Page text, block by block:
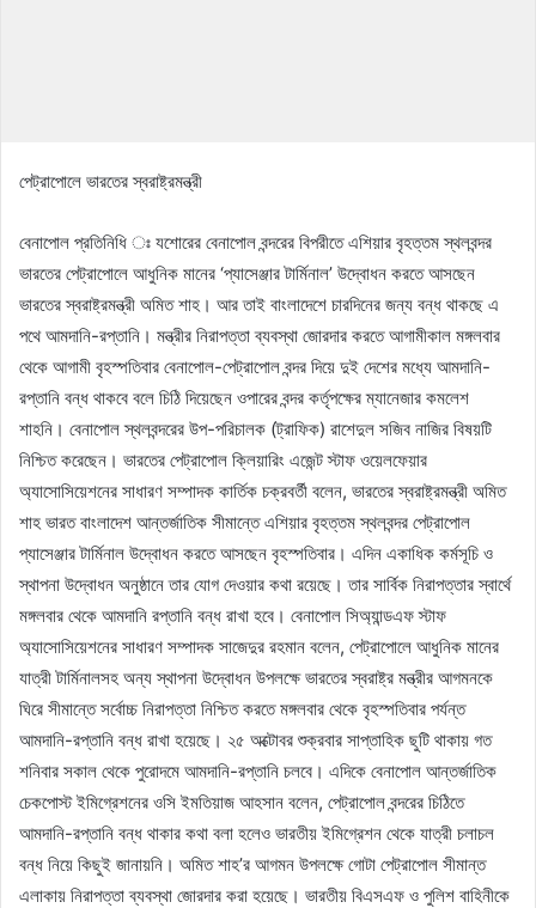
পেট্রাপোলে ভারতের স্বরাষ্ট্রমন্ত্রী
বেনাপোল প্রতিনিধি ঃ যশোরের বেনাপোল বন্দরের বিপরীতে এশিয়ার বৃহত্তম স্থলবন্দর
ভারতের পেট্রাপোলে আধুনিক মানের ‘প্যাসেঞ্জার টার্মিনাল’ উদ্বোধন করতে আসছেন
ভারতের স্বরাষ্ট্রমন্ত্রী অমিত শাহ। আর তাই বাংলাদেশে চারদিনের জন্য বন্ধ থাকছে এ
পথে আমদানি-রপ্তানি। মন্ত্রীর নিরাপত্তা ব্যবস্থা জোরদার করতে আগামীকাল মঙ্গলবার
থেকে আগামী বৃহস্পতিবার বেনাপোল-পেট্রাপোল বন্দর দিয়ে দুই দেশের মধ্যে আমদানি-
রপ্তানি বন্ধ থাকবে বলে চিঠি দিয়েছেন ওপারের বন্দর কর্তৃপক্ষের ম্যানেজার কমলেশ
শাহনি। বেনাপোল স্থলবন্দরের উপ-পরিচালক (ট্রাফিক) রাশেদুল সজিব নাজির বিষয়টি
নিশ্চিত করেছেন। ভারতের পেট্রাপোল ক্লিয়ারিং এজেন্ট স্টাফ ওয়েলফেয়ার
অ্যাসোসিয়েশনের সাধারণ সম্পাদক কার্তিক চক্রবর্তী বলেন, ভারতের স্বরাষ্ট্রমন্ত্রী অমিত
শাহ ভারত বাংলাদেশ আন্তর্জাতিক সীমান্তে এশিয়ার বৃহত্তম স্থলবন্দর পেট্রাপোল
প্যাসেঞ্জার টার্মিনাল উদ্বোধন করতে আসছেন বৃহস্পতিবার। এদিন একাধিক কর্মসূচি ও
স্থাপনা উদ্বোধন অনুষ্ঠানে তার যোগ দেওয়ার কথা রয়েছে। তার সার্বিক নিরাপত্তার স্বার্থে
মঙ্গলবার থেকে আমদানি রপ্তানি বন্ধ রাখা হবে। বেনাপোল সিঅ্যান্ডএফ স্টাফ
অ্যাসোসিয়েশনের সাধারণ সম্পাদক সাজেদুর রহমান বলেন, পেট্রাপোলে আধুনিক মানের
যাত্রী টার্মিনালসহ অন্য স্থাপনা উদ্বোধন উপলক্ষে ভারতের স্বরাষ্ট্র মন্ত্রীর আগমনকে
ঘিরে সীমান্তে সর্বোচ্চ নিরাপত্তা নিশ্চিত করতে মঙ্গলবার থেকে বৃহস্পতিবার পর্যন্ত
আমদানি-রপ্তানি বন্ধ রাখা হয়েছে। ২৫ অক্টোবর শুক্রবার সাপ্তাহিক ছুটি থাকায় গত
শনিবার সকাল থেকে পুরোদমে আমদানি-রপ্তানি চলবে। এদিকে বেনাপোল আন্তর্জাতিক
চেকপোস্ট ইমিগ্রেশনের ওসি ইমতিয়াজ আহসান বলেন, পেট্রাপোল বন্দরের চিঠিতে
আমদানি-রপ্তানি বন্ধ থাকার কথা বলা হলেও ভারতীয় ইমিগ্রেশন থেকে যাত্রী চলাচল
বন্ধ নিয়ে কিছুই জানায়নি। অমিত শাহ’র আগমন উপলক্ষে গোটা পেট্রাপোল সীমান্ত
এলাকায় নিরাপত্তা ব্যবস্থা জোরদার করা হয়েছে। ভারতীয় বিএসএফ ও পুলিশ বাহিনীকে